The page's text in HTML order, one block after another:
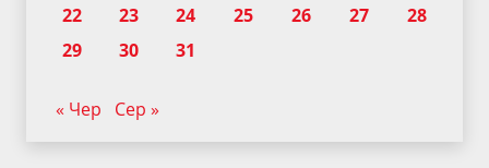
22
23 24 25 26 27
28
29
30 31
« Чер Сер »